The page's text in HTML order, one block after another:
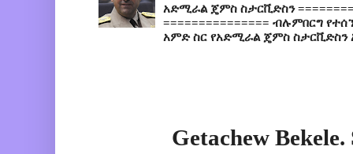
አድሚራል ጄምስ ስታርቪድስን
=============== ብሉምበርግ
አምድ ስር የአድሚራል ጄምስ ስታርቪድስን
Getachew